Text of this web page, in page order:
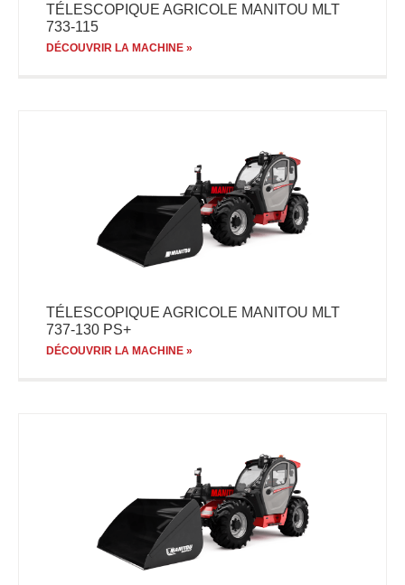
TÉLESCOPIQUE AGRICOLE MANITOU MLT
733-115
DÉCOUVRIR LA MACHINE »
TÉLESCOPIQUE AGRICOLE MANITOU MLT
737-130 PS+
DÉCOUVRIR LA MACHINE »